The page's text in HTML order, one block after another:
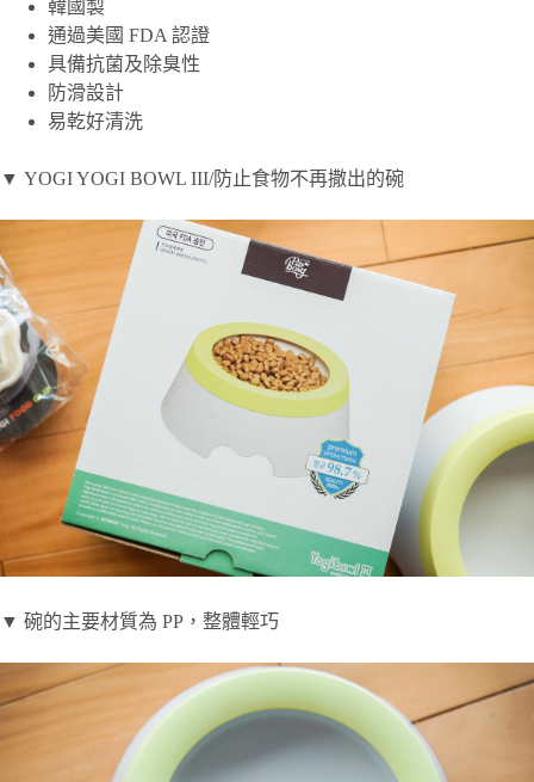
韓國製
通過美國 FDA 認證
具備抗菌及除臭性
防滑設計
易乾好清洗
▼ YOGI YOGI BOWL III/防止食物不再撒出的碗
▼ 碗的主要材質為 PP，整體輕巧